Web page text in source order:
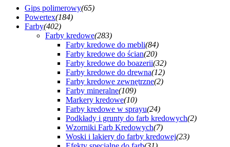
Gips polimerowy(65)
Powertex(184)
Farby(402)
Farby kredowe(283)
Farby kredowe do mebli(84)
Farby kredowe do ścian(20)
Farby kredowe do boazerii(32)
Farby kredowe do drewna(12)
Farby kredowe zewnętrzne(2)
Farby mineralne(109)
Markery kredowe(10)
Farby kredowe w sprayu(24)
Podkłady i grunty do farb kredowych(2)
Wzorniki Farb Kredowych(7)
Woski i lakiery do farby kredowej(23)